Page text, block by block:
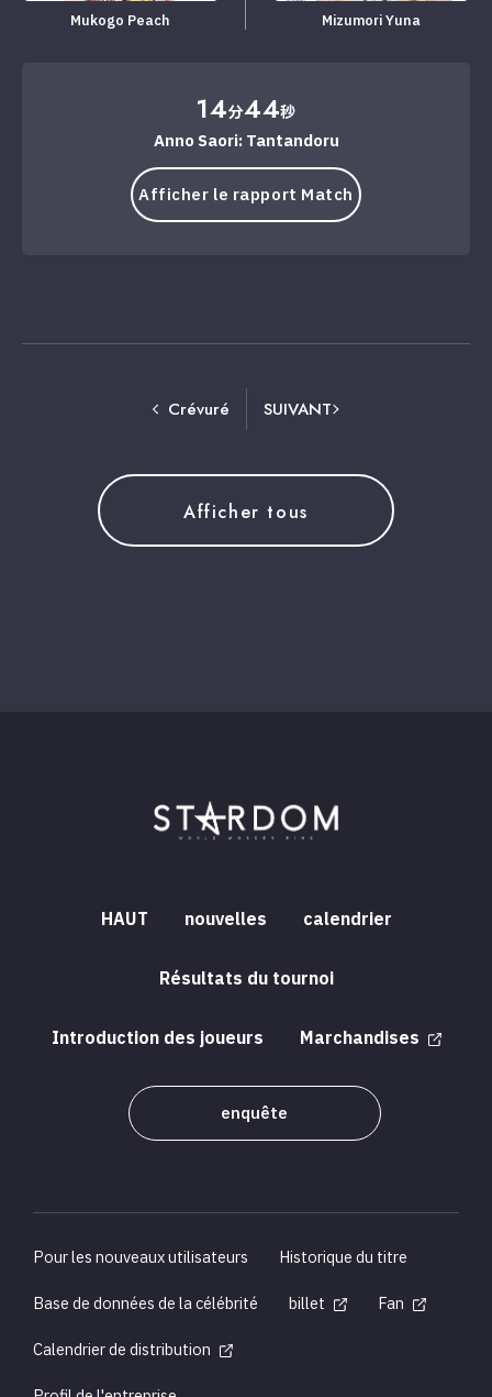
Mukogo Peach Mizumori Yuna
14分44秒
Anno Saori: Tantandoru
Afficher le rapport Match
Crévuré SUIVANT
Afficher tous
HAUT nouvelles calendrier
Résultats du tournoi
Introduction des joueurs Marchandises
enquête
Pour les nouveaux utilisateurs
Historique du titre
Base de données de la célébrité
billet
Fan
Calendrier de distribution